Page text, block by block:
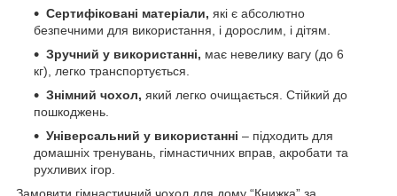
Сертифіковані матеріали, які є абсолютно
безпечними для використання, і дорослим, і дітям.
Зручний у використанні, має невелику вагу (до 6
кг), легко транспортується.
Знімний чохол, який легко очищається. Стійкий до
пошкоджень.
Універсальний у використанні – підходить для
домашніх тренувань, гімнастичних вправ, акробати та
рухливих ігор.
Замовити гімнастичний чохол для дому “Книжка” за